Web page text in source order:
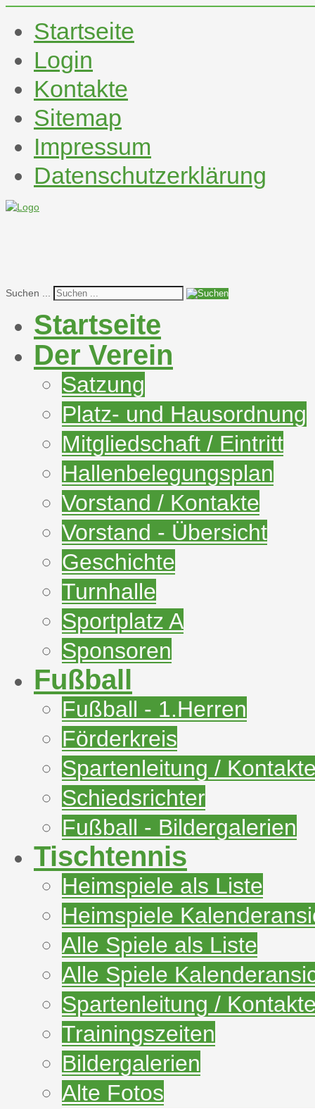
Startseite
Login
Kontakte
Sitemap
Impressum
Datenschutzerklärung
Suchen ...
Startseite
Der Verein
Satzung
Platz- und Hausordnung
Mitgliedschaft / Eintritt
Hallenbelegungsplan
Vorstand / Kontakte
Vorstand - Übersicht
Geschichte
Turnhalle
Sportplatz A
Sponsoren
Fußball
Fußball - 1.Herren
Förderkreis
Spartenleitung /
Schiedsrichter
Fußball - Bildergalerien
Tischtennis
Heimspiele als Liste
Heimspiele
Alle Spiele als Liste
Alle Spiele
Spartenleitung /
Trainingszeiten
Bildergalerien
Alte Fotos